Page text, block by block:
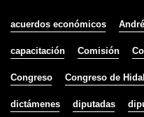
acuerdos económicos
capacitación Comisión
Congreso Congreso de
dictámenes diputadas